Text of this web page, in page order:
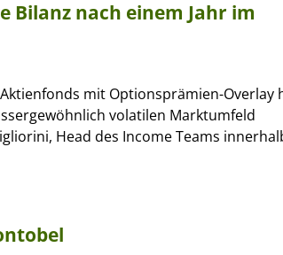
Bilanz nach einem Jahr im
mit Optionsprämien-Overlay
volatilen Marktumfeld
Head des Income Teams